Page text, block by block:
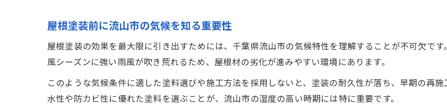
屋根塗装前に流山市の気候を知る重要性
屋根塗装の効果を最大限に引き出すためには、千葉県流山市の気候特性を理解することが不可欠で
風シーズンに強い雨風が吹き荒れるため、屋根材の劣化が進みやすい環境にあります。
このような気候条件に適した塗料選びや施工方法を採用しないと、塗装の耐久性が落ち、早期の再
水性や防カビ性に優れた塗料を選ぶことが、流山市の湿度の高い時期には特に重要です。